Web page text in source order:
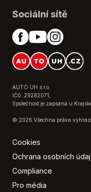
AUTO UH s.r.o.
IČ0: 29282071,
Společnost je zapsaná u
© 2026 Všechna práva
Cookies
Ochrana osobních
Compliance
Pro média
Sociální sítě